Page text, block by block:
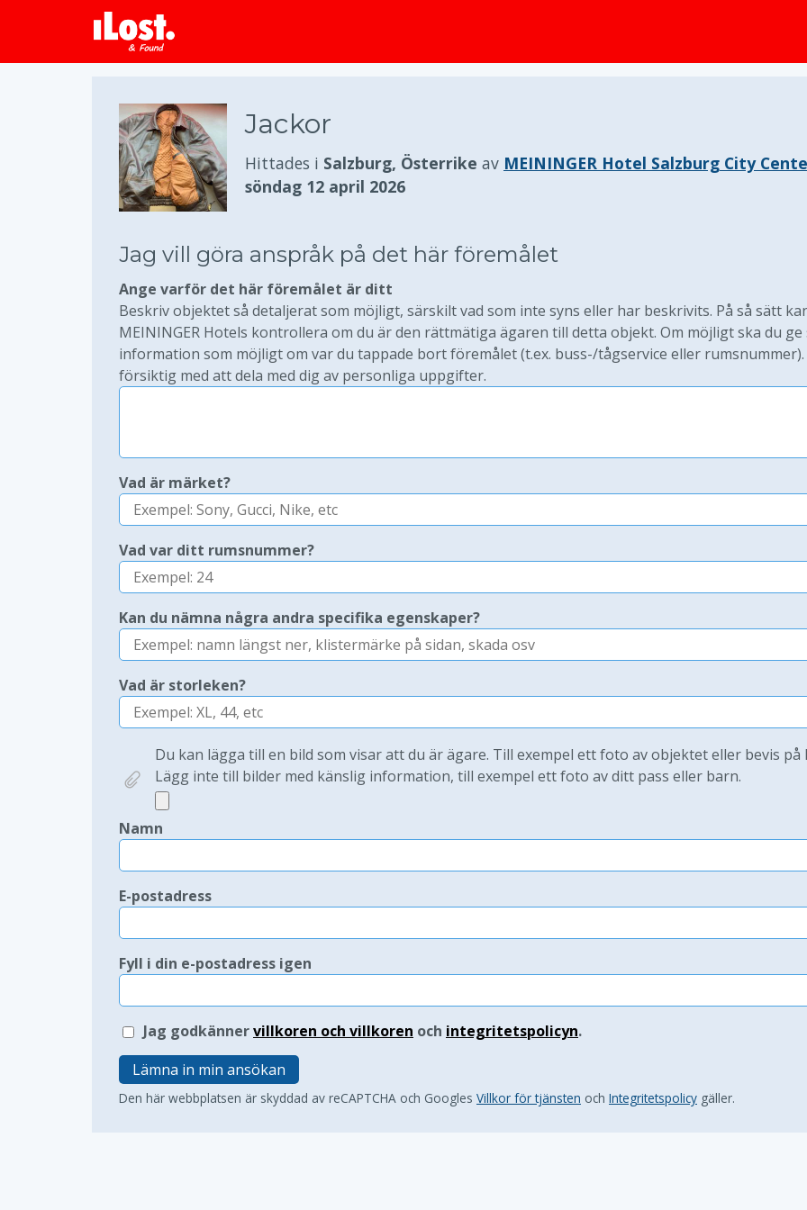
Jackor
Hittades i Salzburg, Österrike av MEININGER Hotel Salzburg City
söndag 12 april 2026
Jag vill göra anspråk på det här föremålet
Ange varför det här föremålet är ditt
Beskriv objektet så detaljerat som möjligt, särskilt vad som inte syns eller har beskrivits. På så sätt
MEININGER Hotels kontrollera om du är den rättmätiga ägaren till detta objekt. Om möjligt ska du ge
information som möjligt om var du tappade bort föremålet (t.ex. buss-/tågservice eller rumsnummer).
försiktig med att dela med dig av personliga uppgifter.
Vad är märket?
Vad var ditt rumsnummer?
Kan du nämna några andra specifika egenskaper?
Vad är storleken?
Du kan lägga till en bild som visar att du är ägare. Till exempel ett foto av objektet eller bevis på
Lägg inte till bilder med känslig information, till exempel ett foto av ditt pass eller barn.
Namn
E-postadress
Fyll i din e-postadress igen
Jag godkännervillkoren och villkoren och integritetspolicyn.
Lämna in min ansökan
Den här webbplatsen är skyddad av reCAPTCHA och Googles Villkor för tjänsten och Integritetspolicy gäller.